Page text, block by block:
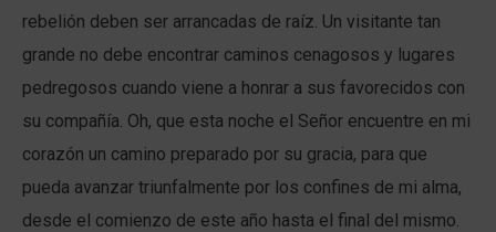
rebelión deben ser arrancadas de raíz. Un visitante tan
grande no debe encontrar caminos cenagosos y lugares
pedregosos cuando viene a honrar a sus favorecidos con
su compañía. Oh, que esta noche el Señor encuentre en mi
corazón un camino preparado por su gracia, para que
pueda avanzar triunfalmente por los confines de mi alma,
desde el comienzo de este año hasta el final del mismo.